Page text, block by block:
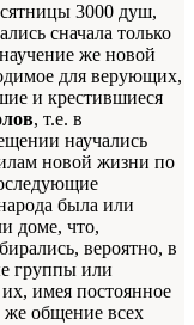
3000 душ,
сначала только
же новой
для верующих,
и крестившиеся
, т.е. в
научались
новой жизни по
была или
доме, что,
вероятно, в
группы или
имея постоянное
общение всех